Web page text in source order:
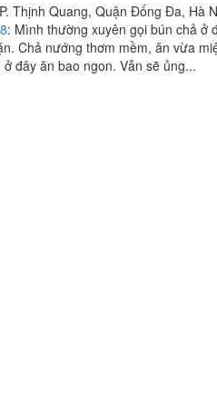
- Bún Chả & Bún